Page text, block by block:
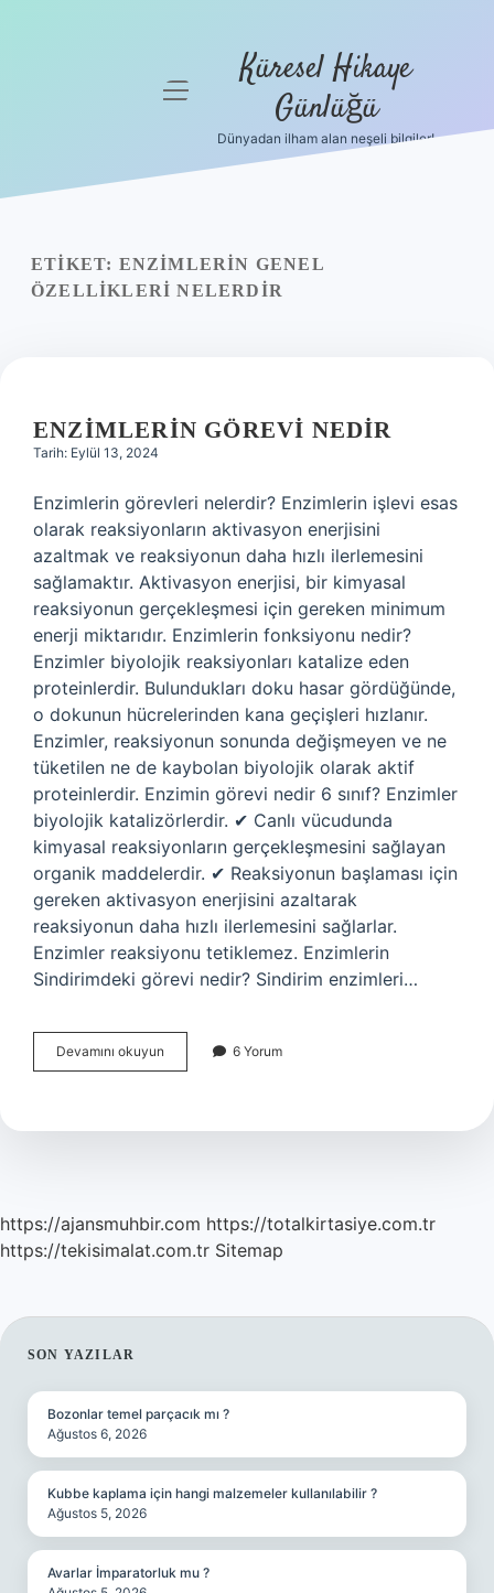
Yasal Uyarı
menüyü
Küresel Hikaye
Günlüğü
Dünyadan ilham alan neşeli bilgiler!
ETIKET: ENZIMLERIN GENEL
ÖZELLIKLERI NELERDIR
ENZIMLERIN GÖREVI NEDIR
Tarih: Eylül 13, 2024
Enzimlerin görevleri nelerdir? Enzimlerin işlevi esas
olarak reaksiyonların aktivasyon enerjisini
azaltmak ve reaksiyonun daha hızlı ilerlemesini
sağlamaktır. Aktivasyon enerjisi, bir kimyasal
reaksiyonun gerçekleşmesi için gereken minimum
enerji miktarıdır. Enzimlerin fonksiyonu nedir?
Enzimler biyolojik reaksiyonları katalize eden
proteinlerdir. Bulundukları doku hasar gördüğünde,
o dokunun hücrelerinden kana geçişleri hızlanır.
Enzimler, reaksiyonun sonunda değişmeyen ve ne
tüketilen ne de kaybolan biyolojik olarak aktif
proteinlerdir. Enzimin görevi nedir 6 sınıf? Enzimler
biyolojik katalizörlerdir. ✔ Canlı vücudunda
kimyasal reaksiyonların gerçekleşmesini sağlayan
organik maddelerdir. ✔ Reaksiyonun başlaması için
gereken aktivasyon enerjisini azaltarak
reaksiyonun daha hızlı ilerlemesini sağlarlar.
Enzimler reaksiyonu tetiklemez. Enzimlerin
Sindirimdeki görevi nedir? Sindirim enzimleri…
Devamını okuyun Enzimlerin
Görevi
6 Yorum
https://ajansmuhbir.com https://totalkirtasiye.com.tr
https://tekisimalat.com.tr Sitemap
SIDEBAR
SON YAZILAR
Bozonlar temel parçacık mı ?
Ağustos 6, 2026
Kubbe kaplama için hangi malzemeler kullanılabilir ?
Ağustos 5, 2026
Avarlar İmparatorluk mu ?